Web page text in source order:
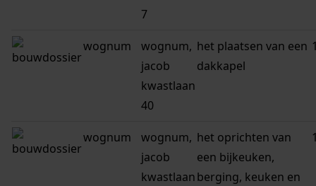
7
wognum
wognum,
jacob
kwastlaan
40
het plaatsen van een
dakkapel
wognum
wognum,
jacob
kwastlaan
het oprichten van
een bijkeuken,
berging, keuken en